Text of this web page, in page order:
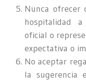
Nunca ofrecer
hospitalidad
oficial o
expectativa o
No aceptar
la sugerencia